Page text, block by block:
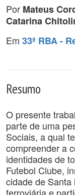
Por Mateus
Catarina
Em 33ª RBA -
Resumo
O presente
parte de uma
Sociais, a qual
compreender a
identidades de
Futebol Clube,
cidade de